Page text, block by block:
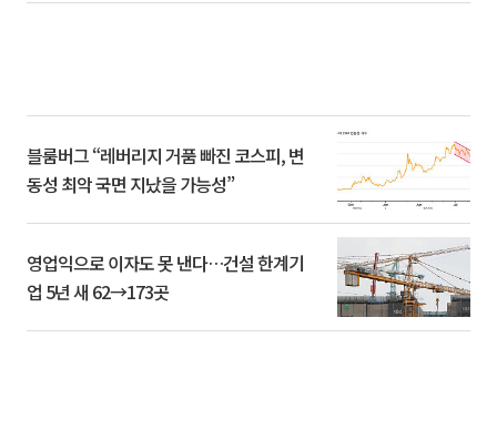
블룸버그 “레버리지 거품 빠진 코스피, 변
동성 최악 국면 지났을 가능성”
영업익으로 이자도 못 낸다…건설 한계기
업 5년 새 62→173곳